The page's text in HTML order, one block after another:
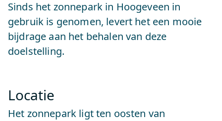
Sinds het zonnepark in Hoogeveen in
gebruik is genomen, levert het een mooie
bijdrage aan het behalen van deze
doelstelling.
Locatie
Het zonnepark ligt ten oosten van